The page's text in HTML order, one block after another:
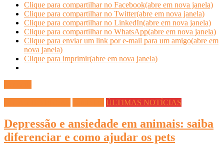
Clique para compartilhar no Facebook(abre em nova janela)
Clique para compartilhar no Twitter(abre em nova janela)
Clique para compartilhar no LinkedIn(abre em nova janela)
Clique para compartilhar no WhatsApp(abre em nova janela)
Clique para enviar um link por e-mail para um amigo(abre em
nova janela)
Clique para imprimir(abre em nova janela)
ÚLTIMAS NOTÍCIAS
Depressão e ansiedade em animais: saiba
diferenciar e como ajudar os pets